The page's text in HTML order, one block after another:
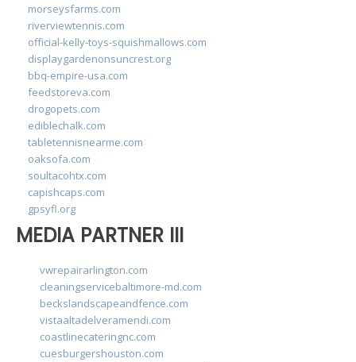
morseysfarms.com
riverviewtennis.com
official-kelly-toys-squishmallows.com
displaygardenonsuncrest.org
bbq-empire-usa.com
feedstoreva.com
drogopets.com
ediblechalk.com
tabletennisnearme.com
oaksofa.com
soultacohtx.com
capishcaps.com
gpsyfl.org
MEDIA PARTNER III
vwrepairarlington.com
cleaningservicebaltimore-md.com
beckslandscapeandfence.com
vistaaltadelveramendi.com
coastlinecateringnc.com
cuesburgershouston.com